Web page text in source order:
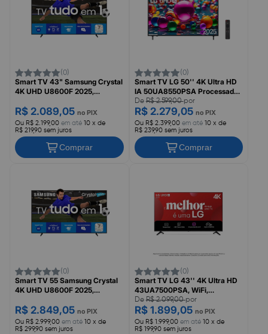
(0)
Smart TV 43" Samsung Crystal
4K UHD U8600F 2025,
10+, 4K Upscaling, Karaokê,
Samsung TV Plus e Gaming
Hub, UN43U8600FGXZD
R$ 2.089,05 no PIX
Ou R$ 2.199,00 em até 10 x de
R$ 219,90 sem juros
Comprar
(0)
Smart TV LG 50'' 4K Ultra HD
IA 50UA8550PSA Processador
alpha 7 4K AI Gen8, WiFi,
Bluetooth, HDR10 Pro, Apple
Airplay, Controle Smart Magic
MR25, WebOS 25
DeR$ 2.599,00por
R$ 2.279,05 no PIX
Ou R$ 2.399,00em até 10 x de
R$ 239,90 sem juros
Comprar
(0)
Smart TV 55 Samsung Crystal
4K UHD U8600F 2025,
10+, 4K Upscaling, Karaokê,
Samsung TV Plus e Gaming
Hub, UN55U8600FGXZD
R$ 2.849,05 no PIX
Ou R$ 2.999,00 em até 10 x de
R$ 299,90 sem juros
(0)
Smart TV LG 43'' 4K Ultra HD
43UA7500PSA, WiFi,
Bluetooth, HDR10, Alexa,
Airplay2, WebOS 24
DeR$ 2.099,00por
R$ 1.899,05 no PIX
Ou R$ 1.999,00em até 10 x de
R$ 199,90 sem juros